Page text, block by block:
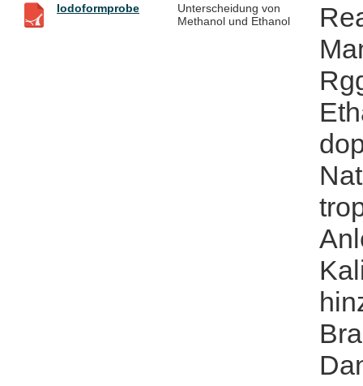
Iodoformprobe
Unterscheidung von
Methanol und Ethanol